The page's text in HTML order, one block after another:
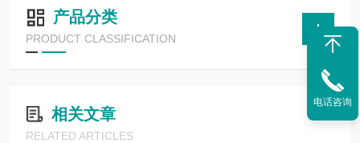
产品分类
PRODUCT CLASSIFICATION
相关文章
RELATED ARTICLES
电话咨询